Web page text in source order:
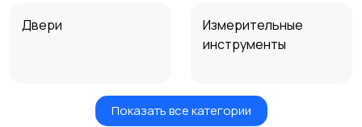
Двери
Измерительные
инструменты
Отопление и
Показать все категории